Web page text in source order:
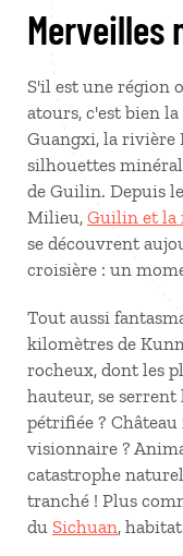
S'il est une région
atours, c'est bien
Guangxi, la rivière
silhouettes
de Guilin. Depuis
Milieu, Guilin et la
se découvrent
croisière : un
Tout aussi
kilomètres de
rocheux, dont les
hauteur, se
pétrifiée ?
visionnaire ?
catastrophe
tranché ! Plus
du Sichuan,